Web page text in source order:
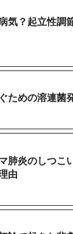
気？起立性調
ための溶連菌
肺炎のしつこ
由